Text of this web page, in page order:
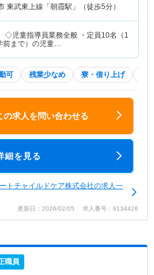
東武東上線「朝霞駅」（徒歩5分）
◇児童指導員業務全般 ・定員10名（1
前まで）の児童…
可 残業少なめ 寮・借り上げ
の求人を問い合わせる
細を見る
トチャイルドケア株式会社の求人一
更新日：2026/02/05 求人番号：9134426
職員